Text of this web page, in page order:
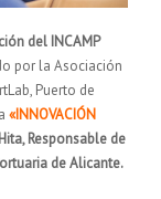
del INCAMP
por la Asociación
Puerto de
«INNOVACIÓN
Responsable de
de Alicante.